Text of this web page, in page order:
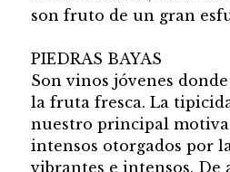
son fruto de un gran
PIEDRAS BAYAS
Son vinos jóvenes
la fruta fresca. La
nuestro principal
intensos otorgados por
vibrantes e intensos. De